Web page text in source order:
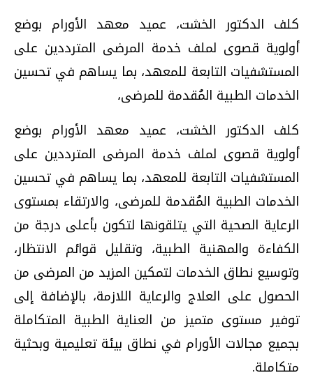
كلف الدكتور الخشت، عميد معهد الأورام بوضع
أولوية قصوى لملف خدمة المرضى المترددين على
المستشفيات التابعة للمعهد، بما يساهم في تحسين
الخدمات الطبية المُقدمة للمرضى،
كلف الدكتور الخشت، عميد معهد الأورام بوضع
أولوية قصوى لملف خدمة المرضى المترددين على
المستشفيات التابعة للمعهد، بما يساهم في تحسين
الخدمات الطبية المُقدمة للمرضى، والارتقاء بمستوى
الرعاية الصحية التي يتلقونها لتكون بأعلى درجة من
الكفاءة والمهنية الطبية، وتقليل قوائم الانتظار،
وتوسيع نطاق الخدمات لتمكين المزيد من المرضى من
الحصول على العلاج والرعاية اللازمة، بالإضافة إلى
توفير مستوى متميز من العناية الطبية المتكاملة
بجميع مجالات الأورام في نطاق بيئة تعليمية وبحثية
متكاملة.